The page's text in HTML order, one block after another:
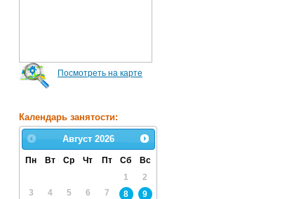
Посмотреть на карте
Календарь занятости:
Август 2026
Пн Вт Ср Чт Пт Сб
Вс
1
2
3
4 5 6 7 8
9